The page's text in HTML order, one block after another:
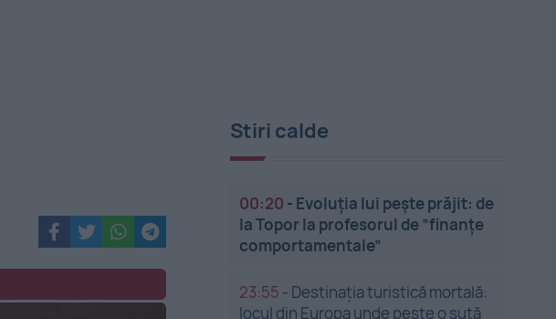
Stiri calde
00:20 - Evoluția lui pește prăjit: de
la Topor la profesorul de ”finanțe
comportamentale”
23:55 - Destinația turistică mortală:
locul din Europa unde peste o sută